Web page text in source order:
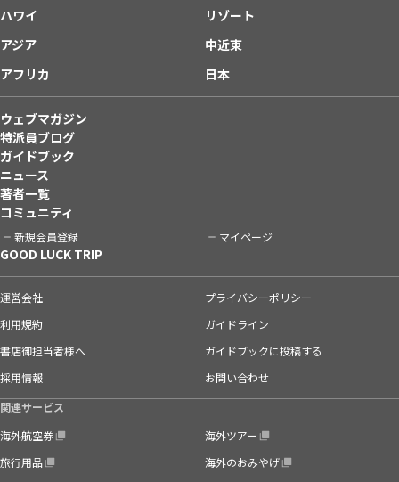
ハワイ
リゾート
アジア
中近東
アフリカ
日本
ウェブマガジン
特派員ブログ
ガイドブック
ニュース
著者一覧
コミュニティ
新規会員登録 マイページ
GOOD LUCK TRIP
運営会社
プライバシーポリシー
利用規約
ガイドライン
書店御担当者様へ
ガイドブックに投稿する
採用情報
お問い合わせ
関連サービス
海外航空券
海外ツアー
旅行用品
海外のおみやげ